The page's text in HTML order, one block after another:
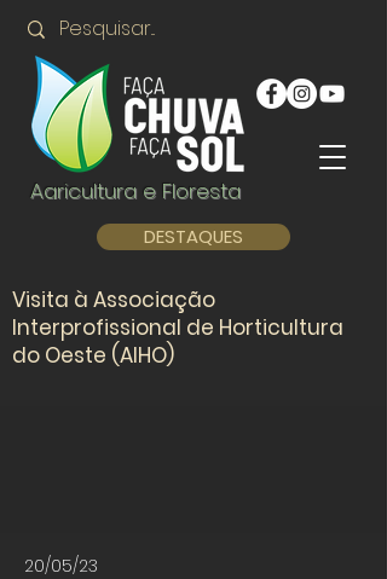
Agricultura e Floresta
DESTAQUES
Visita à Associação
Interprofissional de Horticultura
do Oeste (AIHO)
20/05/23